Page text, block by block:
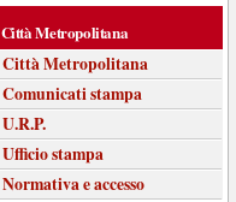
Città Metropolitana
Città Metropolitana
Comunicati stampa
U.R.P.
Ufficio stampa
Normativa e accesso